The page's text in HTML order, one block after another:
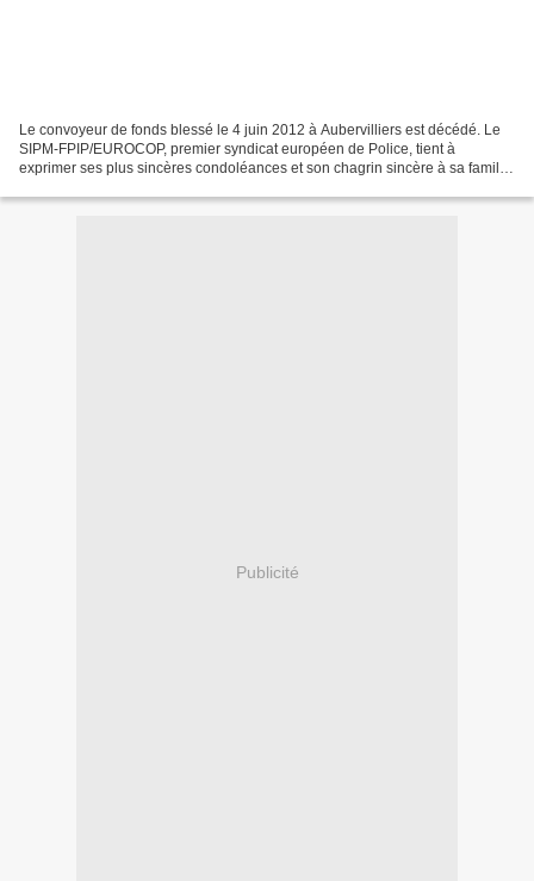
Le convoyeur de fonds blessé le 4 juin 2012 à Aubervilliers est décédé. Le
SIPM-FPIP/EUROCOP, premier syndicat européen de Police, tient à
exprimer ses plus sincères condoléances et son chagrin sincère à sa famille,
Publicité